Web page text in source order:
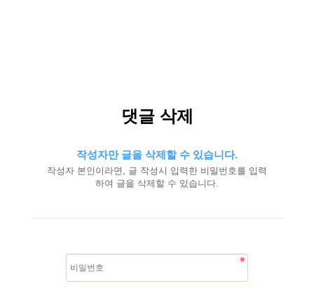
댓글 삭제
작성자만 글을 삭제할 수 있습니다.
작성자 본인이라면, 글 작성시 입력한 비밀번호를 입력
하여 글을 삭제할 수 있습니다.